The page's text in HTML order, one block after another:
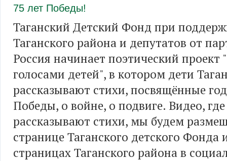
75 лет Победы!
Таганский Детский Фонд при
Таганского района и депутатов от
Россия начинает поэтический проект
голосами детей", в котором дети
рассказывают стихи, посвящённые
Победы, о войне, о подвиге. Видео,
рассказывают стихи, мы будем
странице Таганского детского Фонда
страницах Таганского района в